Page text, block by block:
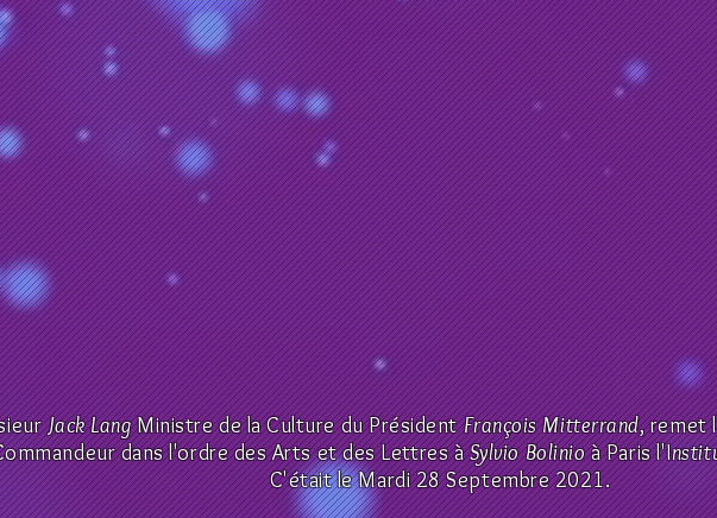
Jack LangMinistrede la Culture du PrésidentFrançois Mitterrand, remet
dans l'ordre des Arts et des Lettres àSylvio Bolinioà Paris l'I
C'était le Mardi 28 Septembre 2021.